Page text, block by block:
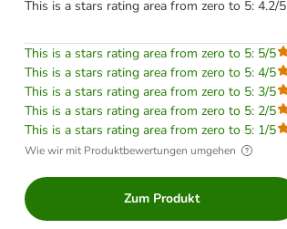
This is a stars rating area from zero to 5: 4.2/5
This is a stars rating area from zero to 5: 5/5
This is a stars rating area from zero to 5: 4/5
This is a stars rating area from zero to 5: 3/5
This is a stars rating area from zero to 5: 2/5
This is a stars rating area from zero to 5: 1/5
Wie wir mit Produktbewertungen umgehen
Zum Produkt